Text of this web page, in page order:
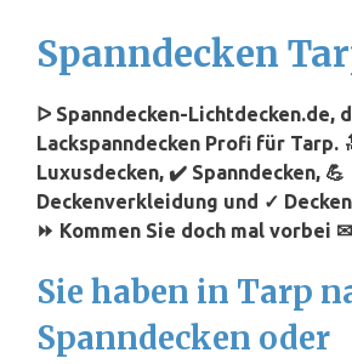
Spanndecken
ᐅ Spanndecken-Lichtdecken.de,
Lackspanndecken Profi für Tarp.
Luxusdecken, ✔️ Spanndecken, 💪
Deckenverkleidung und ✓
⏩ Kommen Sie doch mal vorbei
Sie haben in Tarp
Spanndecken oder